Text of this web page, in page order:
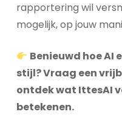
rapportering wil
mogelijk, op jouw
Benieuwd hoe AI
stijl? Vraag een
ontdek wat IttesAI
betekenen.